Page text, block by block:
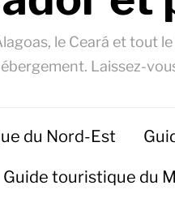
le Ceará et
Laissez-
du Nord-Est
Guide touristique du